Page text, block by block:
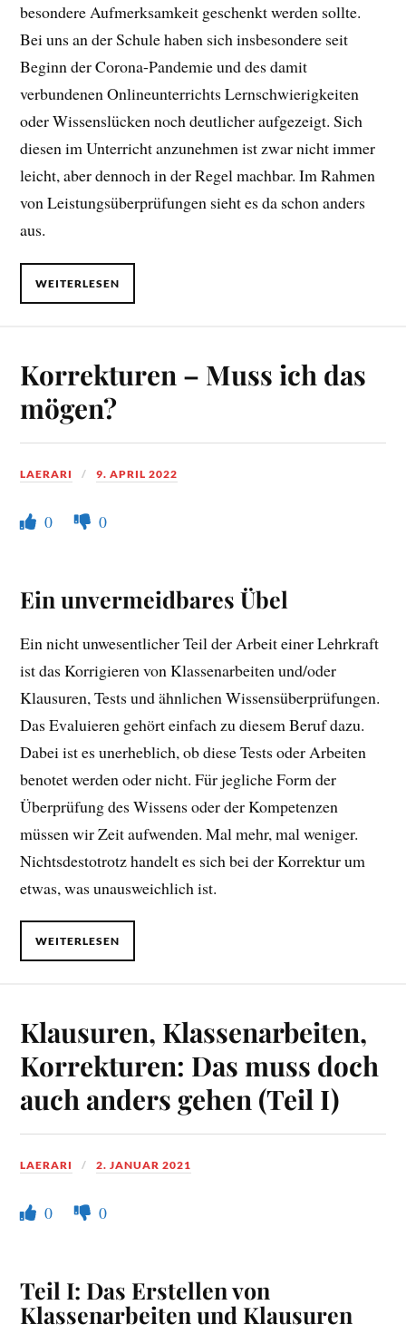
besondere Aufmerksamkeit geschenkt werden sollte.
Bei uns an der Schule haben sich insbesondere seit
Beginn der Corona-Pandemie und des damit
verbundenen Onlineunterrichts Lernschwierigkeiten
oder Wissenslücken noch deutlicher aufgezeigt. Sich
diesen im Unterricht anzunehmen ist zwar nicht immer
leicht, aber dennoch in der Regel machbar. Im Rahmen
von Leistungsüberprüfungen sieht es da schon anders
aus.
WEITERLESEN
Korrekturen – Muss ich das
mögen?
LAERARI 9. APRIL 2022
0 0
Ein unvermeidbares Übel
Ein nicht unwesentlicher Teil der Arbeit einer Lehrkraft
ist das Korrigieren von Klassenarbeiten und/oder
Klausuren, Tests und ähnlichen Wissensüberprüfungen.
Das Evaluieren gehört einfach zu diesem Beruf dazu.
Dabei ist es unerheblich, ob diese Tests oder Arbeiten
benotet werden oder nicht. Für jegliche Form der
Überprüfung des Wissens oder der Kompetenzen
müssen wir Zeit aufwenden. Mal mehr, mal weniger.
Nichtsdestotrotz handelt es sich bei der Korrektur um
etwas, was unausweichlich ist.
WEITERLESEN
Klausuren, Klassenarbeiten,
Korrekturen: Das muss doch
auch anders gehen (Teil I)
LAERARI 2. JANUAR 2021
0 0
Teil I: Das Erstellen von
Klassenarbeiten und Klausuren